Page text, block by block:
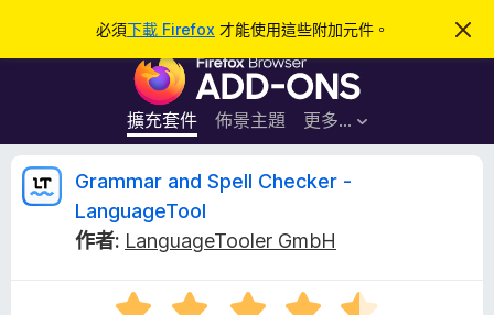
必須下載 Firefox 才能使用這些附加元件。
忽
此
F
r
e
f
瀏
器
擴充套件 佈景主題 更多…
登入
G
r
Grammar and Spell Checker -
LanguageTool
作者: LanguageTooler GmbH
評